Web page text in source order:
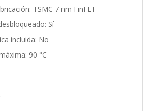
TSMC 7 nm FinFET
Sí
incluida: No
90 °C